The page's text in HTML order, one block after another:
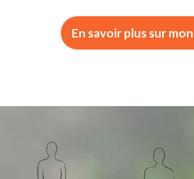
En savoir plus sur